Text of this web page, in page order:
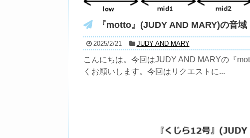
『motto』(JUDY AND MARY)の音域
2025/2/21 JUDY AND MARY
こんにちは。今回はJUDY AND MARYの『
くお願いします。今回はリクエストに...